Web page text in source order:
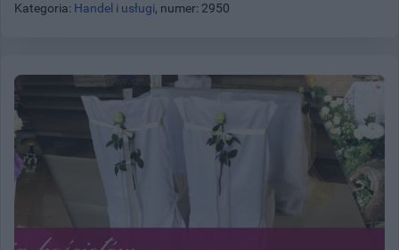
Kategoria: Handel i usługi, numer: 2950